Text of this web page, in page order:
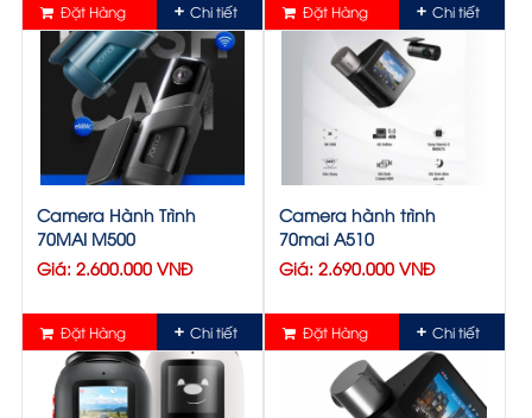
Đặt Hàng Chi tiết Đặt Hàng Chi tiết
Camera Hành Trình
70MAI M500
Giá: 2.600.000 VNĐ
Đặt Hàng Chi tiết
Camera hành trình
70mai A510
Giá: 2.690.000 VNĐ
Đặt Hàng Chi tiết